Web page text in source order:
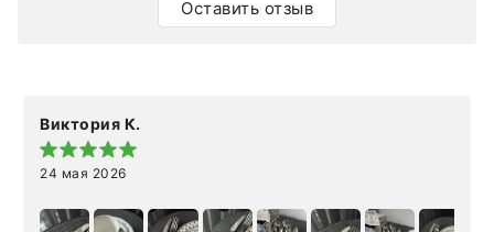
Оставить отзыв
Виктория К.
24 мая 2026